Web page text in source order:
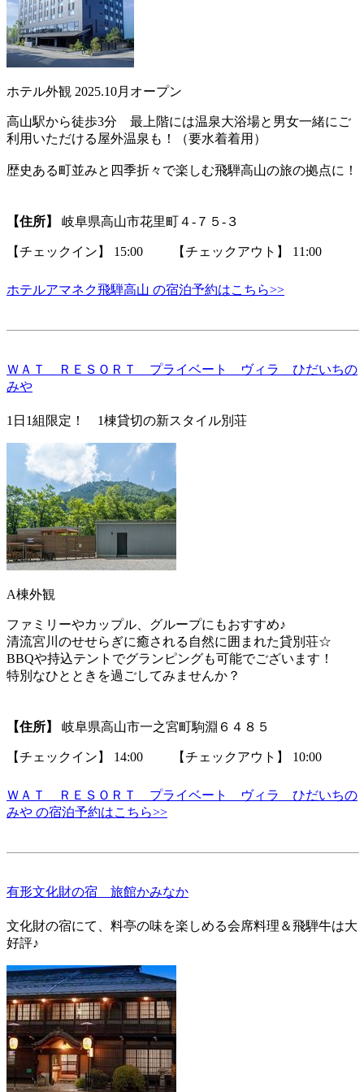
ホテル外観 2025.10月オープン
高山駅から徒歩3分 最上階には温泉大浴場と男女一緒にご
利用いただける屋外温泉も！（要水着着用）
歴史ある町並みと四季折々で楽しむ飛騨高山の旅の拠点に！
【住所】 岐阜県高山市花里町４‐７５‐３
【チェックイン】 15:00 【チェックアウト】 11:00
ホテルアマネク飛騨高山 の宿泊予約はこちら>>
ＷＡＴ ＲＥＳＯＲＴ プライベート ヴィラ ひだいちの
みや
1日1組限定！ 1棟貸切の新スタイル別荘
A棟外観
ファミリーやカップル、グループにもおすすめ♪
清流宮川のせせらぎに癒される自然に囲まれた貸別荘☆
BBQや持込テントでグランピングも可能でございます！
特別なひとときを過ごしてみませんか？
【住所】 岐阜県高山市一之宮町駒淵６４８５
【チェックイン】 14:00 【チェックアウト】 10:00
ＷＡＴ ＲＥＳＯＲＴ プライベート ヴィラ ひだいちの
みや の宿泊予約はこちら>>
有形文化財の宿 旅館かみなか
文化財の宿にて、料亭の味を楽しめる会席料理＆飛騨牛は大
好評♪